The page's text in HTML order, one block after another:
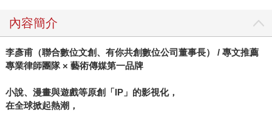
內容簡介
李彥甫（聯合數位文創、有你共創數位公司董事長） / 專文推薦
專業律師團隊 × 藝術傳媒第一品牌
小說、漫畫與遊戲等原創「IP」的影視化，
在全球掀起熱潮，